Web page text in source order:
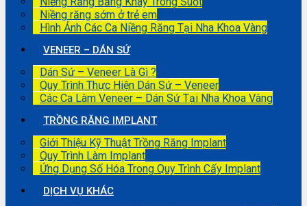
Niềng răng sớm ở trẻ em
Hình Ảnh Các Ca Niềng Răng Tại Nha Khoa Vàng
VENEER – DÁN SỨ
Dán Sứ – Veneer Là Gì ?
Quy Trình Thực Hiện Dán Sứ – Veneer
Các Ca Làm Veneer – Dán Sứ Tại Nha Khoa Vàng
TRỒNG RĂNG IMPLANT
Giới Thiệu Kỹ Thuật Trồng Răng Implant
Quy Trình Làm Implant
Ứng Dụng Số Hóa Trong Quy Trình Cấy Implant
DỊCH VỤ KHÁC